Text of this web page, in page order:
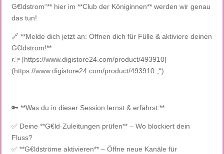
G€ldstrom“** hier im **Club der Königinnen** werden wir genau
das tun!
🔗 **Melde dich jetzt an: Öffnen dich für Fülle & aktiviere deinen
G€ldstrom!**
👉 [https://www.digistore24.com/product/493910]
(https://www.digistore24.com/product/493910 „‌“)
🔑 **Was du in dieser Session lernst & erfährst:**
✅ Deine **G€ld-Zuleitungen prüfen** – Wo blockiert dein
Fluss?
✅ **G€ldströme aktivieren** – Öffne neue Kanäle für